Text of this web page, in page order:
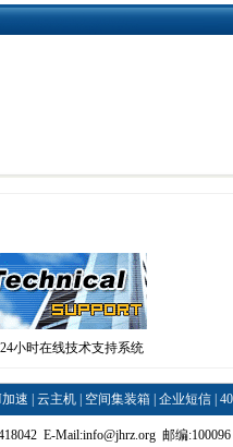
小时在线技术支持系统
速 云主机 空间集装箱 企业短信
E-Mail:info@jhrz.org 邮编:100096